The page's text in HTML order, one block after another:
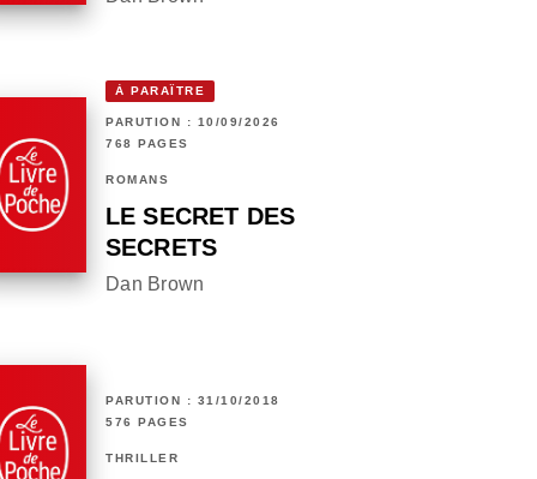
À PARAÎTRE
PARUTION : 10/09/2026
768 PAGES
ROMANS
LE SECRET DES
SECRETS
Dan Brown
PARUTION : 31/10/2018
576 PAGES
THRILLER